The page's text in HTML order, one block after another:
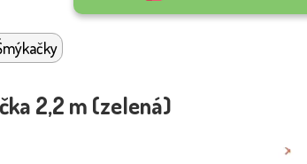
2,2 m (zelená)